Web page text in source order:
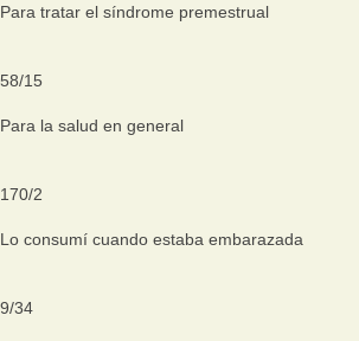
Para tratar el síndrome premestrual
58/15
Para la salud en general
170/2
Lo consumí cuando estaba embarazada
9/34